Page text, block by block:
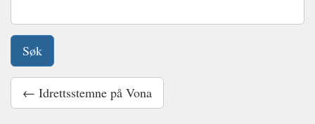
← Idrettsstemne på Vona